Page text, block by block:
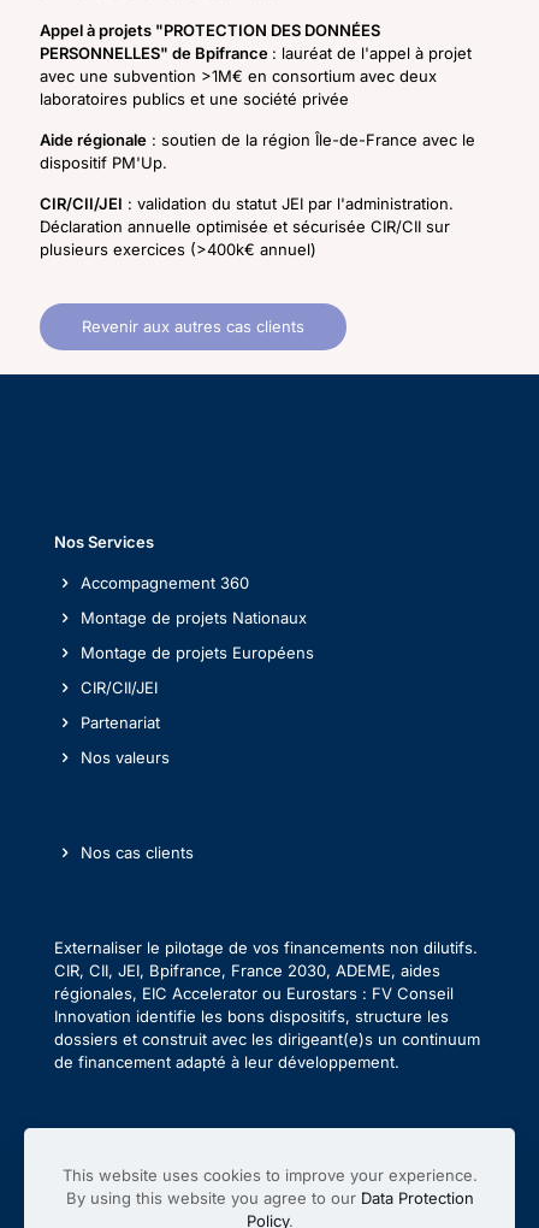
Appel à projets "PROTECTION DES DONNÉES
PERSONNELLES" de Bpifrance : lauréat de l'appel à projet
avec une subvention >1M€ en consortium avec deux
laboratoires publics et une société privée
Aide régionale : soutien de la région Île-de-France avec le
dispositif PM'Up.
CIR/CII/JEI : validation du statut JEI par l'administration.
Déclaration annuelle optimisée et sécurisée CIR/CII sur
plusieurs exercices (>400k€ annuel)
Revenir aux autres cas clients
Nos Services
Accompagnement 360
Montage de projets Nationaux
Montage de projets Européens
CIR/CII/JEI
Partenariat
Nos valeurs
Nos cas clients
Externaliser le pilotage de vos financements non dilutifs.
CIR, CII, JEI, Bpifrance, France 2030, ADEME, aides
régionales, EIC Accelerator ou Eurostars : FV Conseil
Innovation identifie les bons dispositifs, structure les
dossiers et construit avec les dirigeant(e)s un continuum
de financement adapté à leur développement.
This website uses cookies to improve your experience.
By using this website you agree to our Data Protection
Policy.